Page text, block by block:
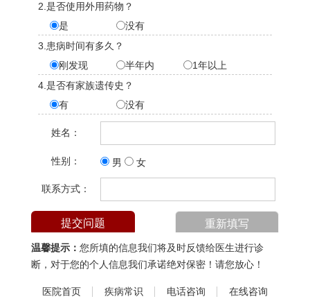
2.是否使用外用药物？
是
没有
3.患病时间有多久？
刚发现
半年内
1年以上
4.是否有家族遗传史？
有
没有
姓名：
性别： 男 女
联系方式：
温馨提示： 您所填的信息我们将及时反馈给医生进行诊
断，对于您的个人信息我们承诺绝对保密！请您放心！
医院首页 疾病常识 电话咨询 在线咨询